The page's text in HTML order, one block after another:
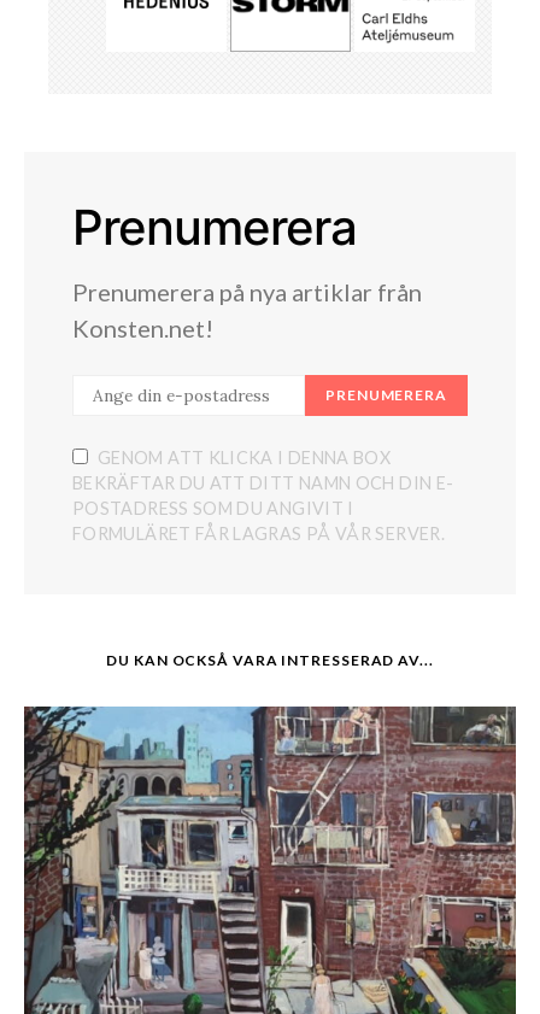
Prenumerera
Prenumerera på nya artiklar från
Konsten.net!
PRENUMERERA
GENOM ATT KLICKA I DENNA BOX
BEKRÄFTAR DU ATT DITT NAMN OCH DIN E-
POSTADRESS SOM DU ANGIVIT I
FORMULÄRET FÅR LAGRAS PÅ VÅR SERVER.
DU KAN OCKSÅ VARA INTRESSERAD AV...